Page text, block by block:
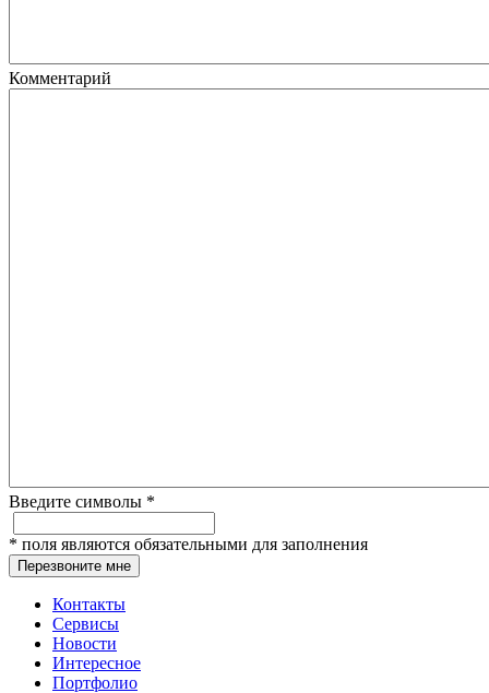
Комментарий
Введите символы *
* поля являются обязательными для заполнения
Перезвоните мне
Контакты
Сервисы
Новости
Интересное
Портфолио